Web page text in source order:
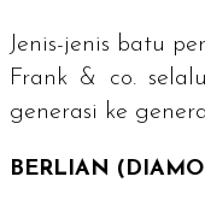
Jenis-jenis batu
Frank & co.
generasi ke
BERLIAN (